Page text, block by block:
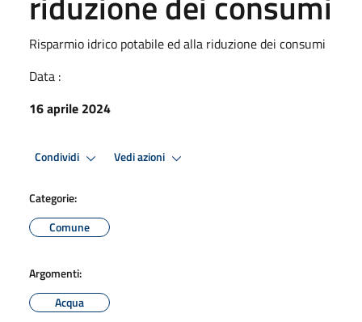
Risparmio idrico potabile ed alla riduzione dei consumi
Data :
16 aprile 2024
Condividi Vedi azioni
Categorie:
Comune
Argomenti:
Acqua